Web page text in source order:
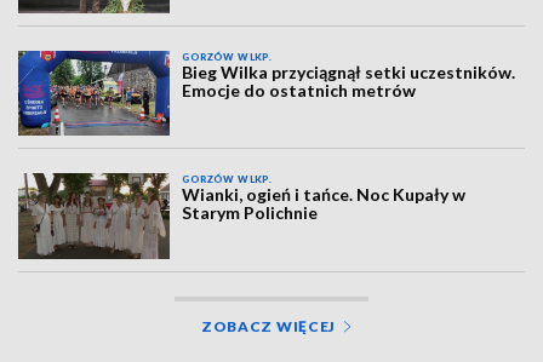
GORZÓW WLKP.
Bieg Wilka przyciągnął setki uczestników.
Emocje do ostatnich metrów
GORZÓW WLKP.
Wianki, ogień i tańce. Noc Kupały w
Starym Polichnie
ZOBACZ WIĘCEJ